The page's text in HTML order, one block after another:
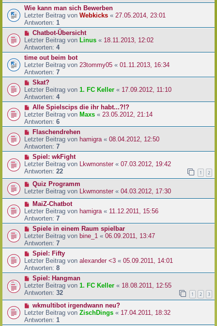
Wie kann man sich Bewerben
Letzter Beitrag von Webkicks « 27.05.2014, 23:01
Antworten: 1
Chatbot-Übersicht
Letzter Beitrag von Linus « 18.11.2013, 12:02
Antworten: 4
time out beim bot
Letzter Beitrag von 23tommy05 « 01.11.2013, 16:34
Antworten: 7
Skat?
Letzter Beitrag von 1. FC Keller « 17.09.2012, 11:10
Antworten: 4
Alle Spielscips die ihr habt...?!?
Letzter Beitrag von Maxs « 23.05.2012, 21:14
Antworten: 6
Flaschendrehen
Letzter Beitrag von hamigra « 08.04.2012, 12:50
Antworten: 7
Spiel: wkFight
Letzter Beitrag von
Lkwmonster« 07.03.2012, 19:42
Antworten: 22 1 2
Quiz Programm
Letzter Beitrag von
Lkwmonster « 04.03.2012, 17:30
MaiZ-Chatbot
Letzter Beitrag von hamigra « 11.12.2011, 15:56
Antworten: 7
Spiele in einem Raum spielbar
Letzter Beitrag von bine_1 « 06.09.2011, 13:47
Antworten: 7
Spiel: Fifty
Letzter Beitrag von alexander <3 « 05.09.2011, 14:01
Antworten: 8
Spiel: Hangman
Letzter Beitrag von 1. FC Keller « 18.08.2011, 12:55
Antworten: 32 1 2 3
wkmultibot irgendwann neu?
Letzter Beitrag von ZischDings « 17.04.2011, 18:32
Antworten: 1